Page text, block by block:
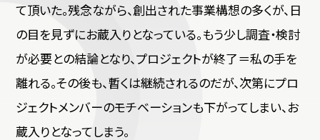
て頂いた。残念ながら、創出された事業構想の多くが、日
の目を見ずにお蔵入りとなっている。もう少し調査・検討
が必要との結論となり、プロジェクトが終了＝私の手を
離れる。その後も、暫くは継続されるのだが、次第にプロ
ジェクトメンバーのモチベーションも下がってしまい、お
蔵入りとなってしまう。